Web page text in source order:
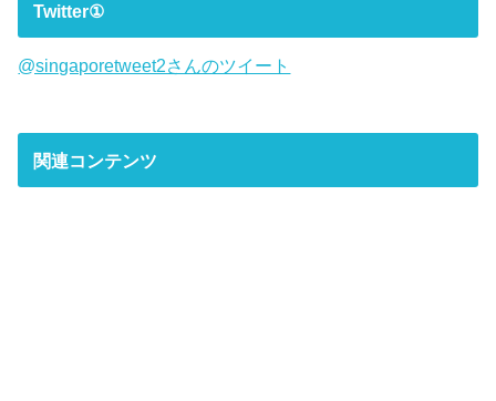
Twitter①
@singaporetweet2さんのツイート
関連コンテンツ